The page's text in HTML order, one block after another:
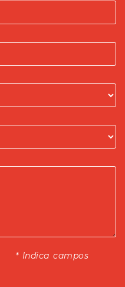
* Indica campos